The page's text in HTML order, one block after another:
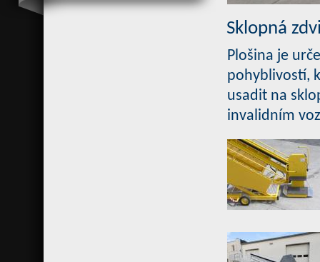
Sklopná
Plošina je
pohyblivostí,
usadit na
invalidním